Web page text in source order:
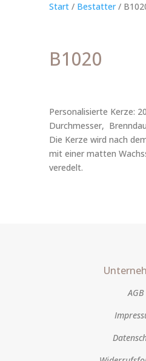
Start/ Bestatter/
B1020
Personalisierte Kerze:
Durchmesser,
Die Kerze wird nach
mit einer matten
veredelt.
AGB